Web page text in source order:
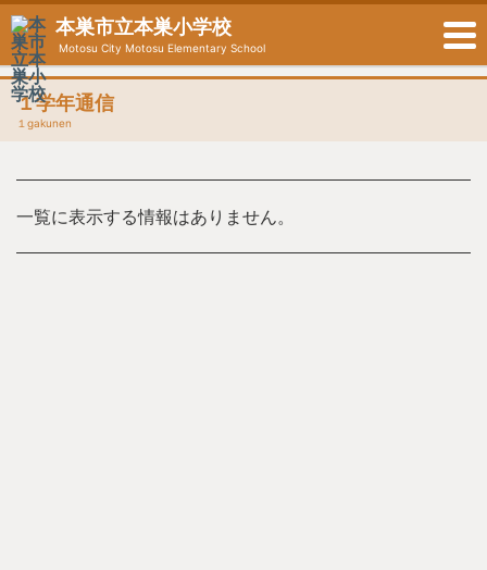
本巣市立本巣小学校
Motosu City Motosu Elementary School
１学年通信
１gakunen
一覧に表示する情報はありません。